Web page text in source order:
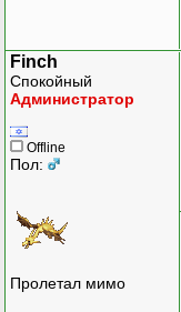
Finch
Спокойный
Администратор
Offline
Пол:
Пролетал мимо